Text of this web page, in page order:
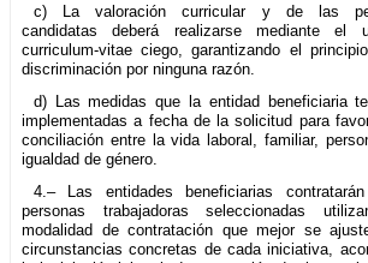
c) La valoración curricular y de las
candidatas deberá realizarse mediante el
curriculum-vitae ciego, garantizando el
discriminación por ninguna razón.
d) Las medidas que la entidad beneficiaria
implementadas a fecha de la solicitud para
conciliación entre la vida laboral, familiar,
igualdad de género.
4.– Las entidades beneficiarias
personas trabajadoras seleccionadas
modalidad de contratación que mejor se
circunstancias concretas de cada iniciativa,